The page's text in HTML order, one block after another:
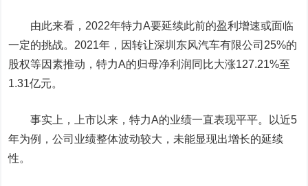
由此来看，2022年特力A要延续此前的盈利增速或面临
一定的挑战。2021年，因转让深圳 东风汽车有限公司25%的
股权等因素推动，特力A的归母净利润同比大涨127.21%至
1.31亿元。
事实上，上市以来，特力A的业绩一直表现平平。以近5
年为例，公司业绩整体波动较大，未能显现出增长的延续
性。